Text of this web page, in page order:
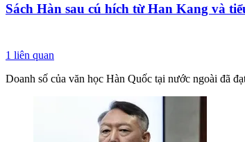
Sách Hàn sau cú hích từ Han Kang và
1 liên quan
Doanh số của văn học Hàn Quốc tại nước ngoài đã